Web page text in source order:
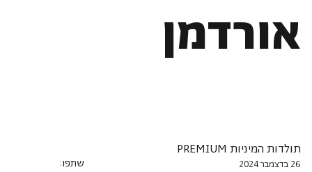
אורדמן
שתפו:
תולדות המיניות PREMIUM
26 בדצמבר 2024